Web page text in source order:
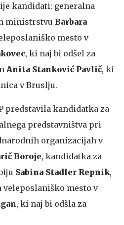
kandidati: generalna
ministrstvu Barbara
mesto v
, ki naj bi odšel za
Anita Stanković Pavlič, ki
v Bruslju.
predstavila kandidatka za
predstavništva pri
organizacijah v
Boroje, kandidatka za
Sabina Stadler Repnik,
veleposlaniško mesto v
, ki naj bi odšla za